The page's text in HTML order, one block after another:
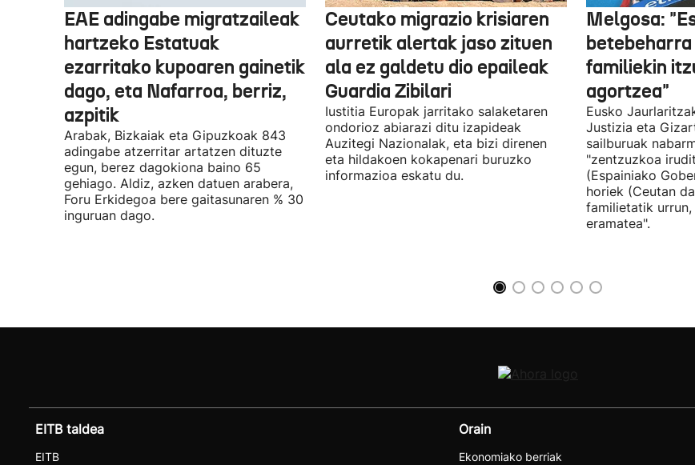
EAE adingabe migratzaileak
hartzeko Estatuak
ezarritako kupoaren gainetik
dago, eta Nafarroa, berriz,
azpitik
Arabak, Bizkaiak eta Gipuzkoak 843
adingabe atzerritar artatzen dituzte
egun, berez dagokiona baino 65
gehiago. Aldiz, azken datuen arabera,
Foru Erkidegoa bere gaitasunaren % 30
inguruan dago.
Ceutako migrazio krisiaren
aurretik alertak jaso zituen
ala ez galdetu dio epaileak
Guardia Zibilari
Iustitia Europak jarritako salaketaren
ondorioz abiarazi ditu izapideak
Auzitegi Nazionalak, eta bizi direnen
eta hildakoen kokapenari buruzko
informazioa eskatu du.
Melgosa:
familiekin
agortzea"
Eusko
Justizia eta
sailburuak
"zentzuzkoa
(Espainiako
horiek (Ceutan
familietatik
eramatea".
EITB taldea
EITB
Orain
Ekonomiako berriak